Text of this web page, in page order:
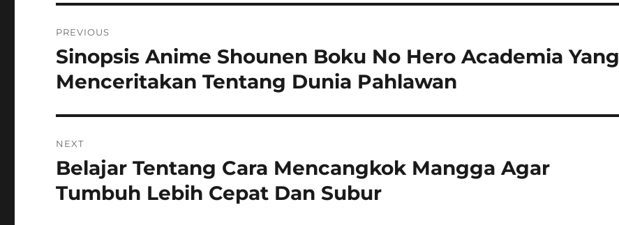
pos
PREVIOUS
Previous
post:
Sinopsis Anime Shounen Boku No Hero Academia Yang
Menceritakan Tentang Dunia Pahlawan
NEXT
Next
post:
Belajar Tentang Cara Mencangkok Mangga Agar
Tumbuh Lebih Cepat Dan Subur